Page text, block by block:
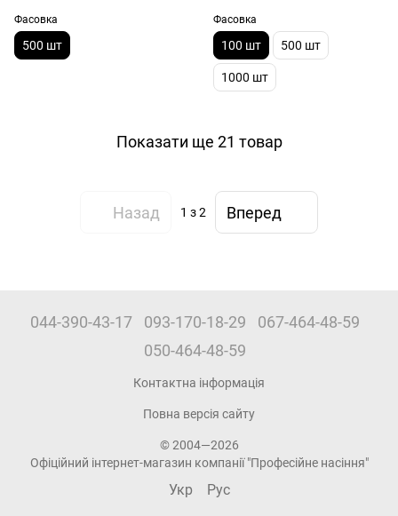
Фасовка
500 шт
Фасовка
100 шт 500 шт
1000 шт
Показати ще 21 товар
Назад 1 з 2 Вперед
044-390-43-17 093-170-18-29
067-464-48-59
050-464-48-59
Контактна інформація
Повна версія сайту
© 2004—2026
Офіційний інтернет-магазин компанії "Професійне насіння"
Укр Рус